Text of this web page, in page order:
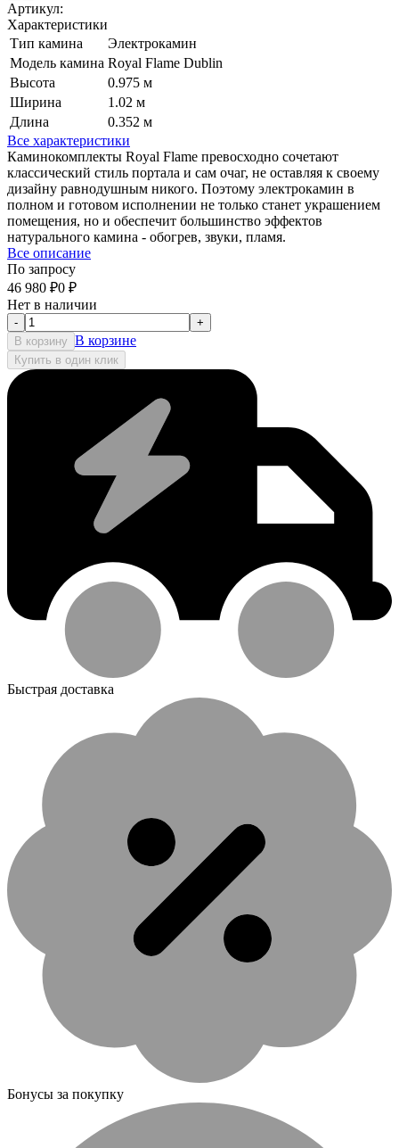
Артикул:
Характеристики
Тип камина
Электрокамин
Модель камина Royal Flame Dublin
Высота
0.975 м
Ширина
1.02 м
Длина
0.352 м
Все характеристики
Каминокомплекты Royal Flame превосходно сочетают
классический стиль портала и сам очаг, не оставляя к своему
дизайну равнодушным никого. Поэтому электрокамин в
полном и готовом исполнении не только станет украшением
помещения, но и обеспечит большинство эффектов
натурального камина - обогрев, звуки, пламя.
Все описание
По запросу
46 980 ₽0 ₽
Нет в наличии
-
+
В корзину В корзине
Купить в один клик
Быстрая доставка
Бонусы за покупку